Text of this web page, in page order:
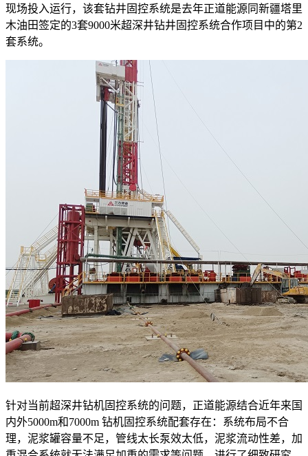
现场投入运行，该套钻井固控系统是去年正道能源同新疆塔里
木油田签定的3套9000米超深井钻井固控系统合作项目中的第2
套系统。
针对当前超深井钻机固控系统的问题，正道能源结合近年来国
内外5000m和7000m 钻机固控系统配套存在：系统布局不合
理，泥浆罐容量不足，管线太长泵效太低，泥浆流动性差，加